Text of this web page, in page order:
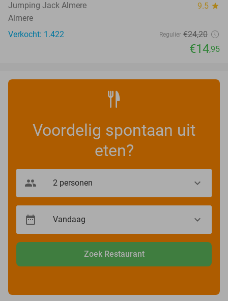
Jumping Jack Almere 9.5 star
Almere
Verkocht: 1.422
Regulier €24,20
€14,95
Voordelig spontaan uit
eten?
Zoek Restaurant